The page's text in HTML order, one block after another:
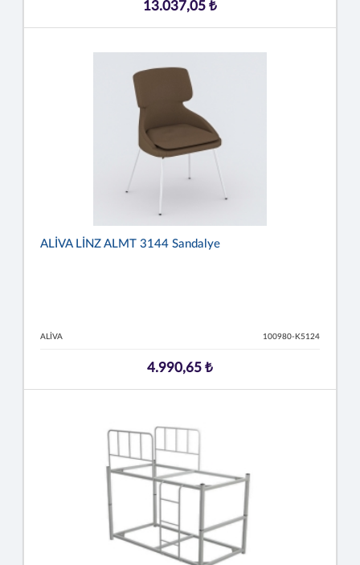
13.037,05 ₺
ALİVA LİNZ ALMT 3144 Sandalye
ALİVA 100980-K5124
4.990,65 ₺